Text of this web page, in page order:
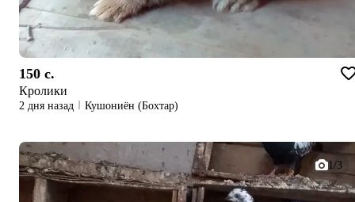
150 c.
Кролики
2 дня назад Кушониён (Бохтар)
1/3